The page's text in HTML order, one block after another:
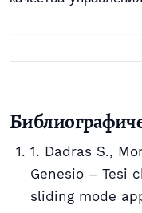
1. Dadras S.,
Genesio – Tesi
sliding mode